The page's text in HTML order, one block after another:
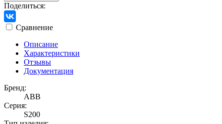
Поделиться:
Сравнение
Описание
Характеристики
Отзывы
Документация
Бренд:
ABB
Серия:
S200